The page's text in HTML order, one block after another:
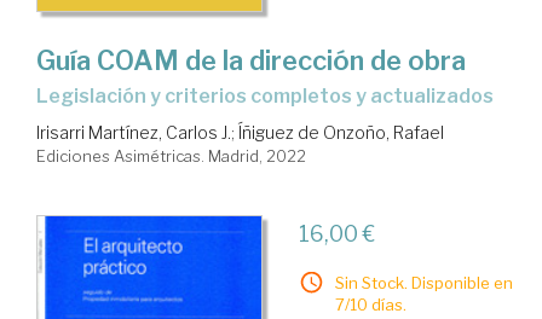
Guía COAM de la dirección de obra
legislación y criterios completos y actualizados
Irisarri Martínez, Carlos J.; Íñiguez de Onzoño, Rafael
Ediciones Asimétricas. Madrid, 2022
16,00 €
Sin Stock. Disponible en
7/10 días.